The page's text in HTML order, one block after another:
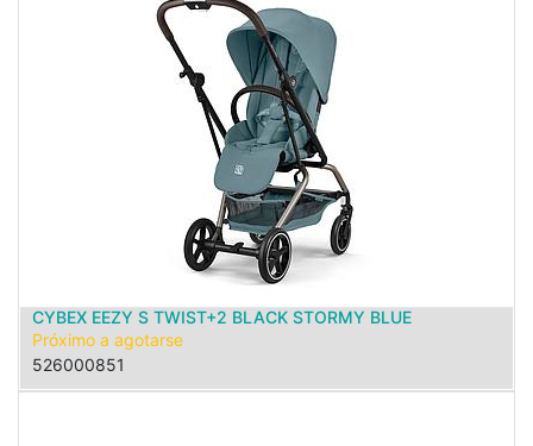
CYBEX EEZY S TWIST+2 BLACK STORMY BLUE
Próximo a agotarse
526000851